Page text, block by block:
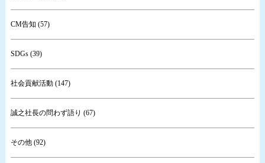
CM告知 (57)
SDGs (39)
社会貢献活動 (147)
誠之社長の問わず語り (67)
その他 (92)